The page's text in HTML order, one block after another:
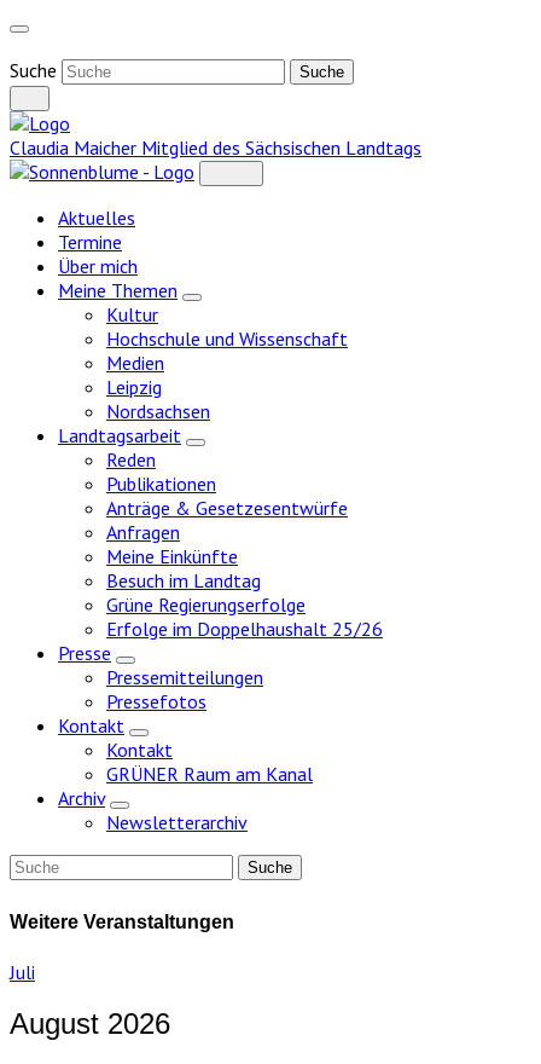
Weiter
Inhalt
Suche
Claudia Maicher Mitglied des Sächsischen Landtags
Aktuelles
Termine
Über mich
Meine Themen
Zeige
Kultur
Hochschule und Wissenschaft
Medien
Leipzig
Nordsachsen
Landtagsarbeit
Zeige
Reden
Publikationen
Anträge & Gesetzesentwürfe
Anfragen
Meine Einkünfte
Besuch im Landtag
Grüne Regierungserfolge
Erfolge im Doppelhaushalt 25/26
Presse
Zeige
Untermenü
Pressemitteilungen
Pressefotos
Kontakt
Zeige
Untermenü
Kontakt
GRÜNER Raum am Kanal
Archiv
Zeige
Untermenü
Newsletterarchiv
Weitere Veranstaltungen
Juli
August 2026